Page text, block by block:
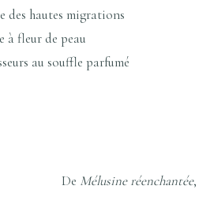
des hautes migrations
à fleur de peau
au souffle parfumé
De Mélusine réenchantée,